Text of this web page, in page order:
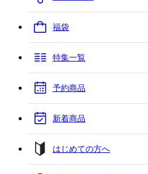
福袋
特集一覧
予約商品
新着商品
はじめての方へ